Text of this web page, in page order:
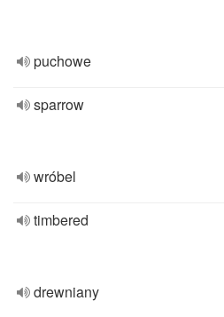
puchowe
sparrow
wróbel
timbered
drewniany